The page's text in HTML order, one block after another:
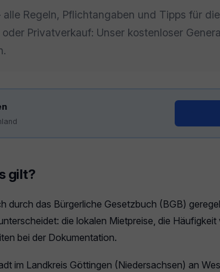
alle Regeln, Pflichtangaben und Tipps für
Privatverkauf: Unser kostenloser
gilt?
durch das Bürgerliche Gesetzbuch (BGB)
die lokalen Mietpreise, die Häufigkeit
bei der Dokumentation.
im Landkreis Göttingen (Niedersachsen) an